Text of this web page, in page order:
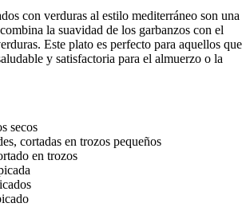
con verduras al estilo mediterráneo son una
la suavidad de los garbanzos con el
Este plato es perfecto para aquellos que
y satisfactoria para el almuerzo o la
secos
cortadas en trozos pequeños
en trozos